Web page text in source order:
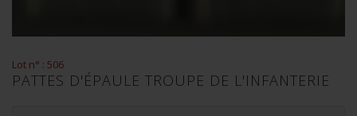
Lot n° : 506
PATTES D'ÉPAULE TROUPE DE L'INFANTERIE